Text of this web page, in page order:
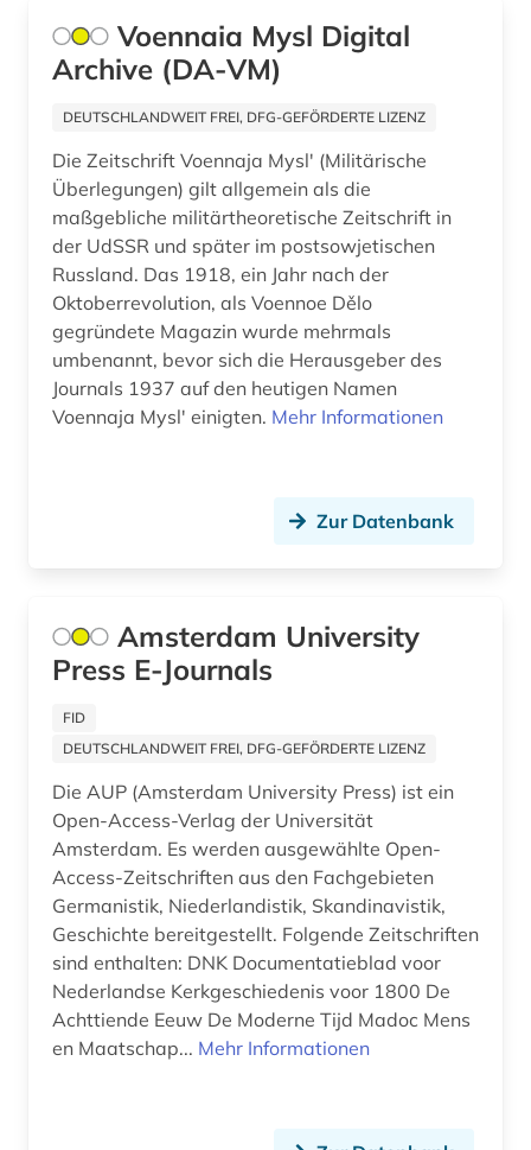
pädagogik (1)
quelle (7)
quellensammlung (2)
radioastronomie (1)
recht (5)
rechtswissenschaft (1)
rechtswissenschaften (1)
regierung (1)
reiseliteratur (1)
rock (1)
russland (9)
sammlung (1)
schweden (2)
schweiz (7)
sedimentologie (1)
serbien (1)
skandinavien (1)
Voennaia Mysl Digital
Archive (DA-VM)
DEUTSCHLANDWEIT FREI, DFG-GEFÖRDERTE LIZENZ
Die Zeitschrift Voennaja Myslʹ (Militärische
Überlegungen) gilt allgemein als die
maßgebliche militärtheoretische Zeitschrift in
der UdSSR und später im postsowjetischen
Russland. Das 1918, ein Jahr nach der
Oktoberrevolution, als Voennoe Dělo
gegründete Magazin wurde mehrmals
umbenannt, bevor sich die Herausgeber des
Journals 1937 auf den heutigen Namen
Voennaja Myslʹ einigten. Mehr Informationen
Zur Datenbank
Amsterdam University
Press E-Journals
FID
DEUTSCHLANDWEIT FREI, DFG-GEFÖRDERTE LIZENZ
Die AUP (Amsterdam University Press) ist ein
Open-Access-Verlag der Universität
Amsterdam. Es werden ausgewählte Open-
Access-Zeitschriften aus den Fachgebieten
Germanistik, Niederlandistik, Skandinavistik,
Geschichte bereitgestellt. Folgende Zeitschriften
sind enthalten: DNK Documentatieblad voor
Nederlandse Kerkgeschiedenis voor 1800 De
Achttiende Eeuw De Moderne Tijd Madoc Mens
en Maatschap... Mehr Informationen